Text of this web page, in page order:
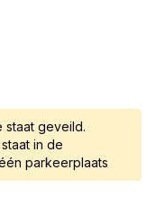
staat geveild.
in de
parkeerplaats